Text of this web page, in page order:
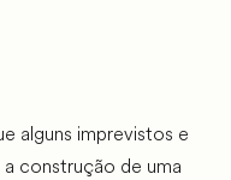
alguns imprevistos e
construção de uma